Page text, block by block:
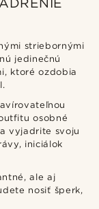
striebornými
jedinečnú
ktoré ozdobia
osobné
vyjadrite svoju
iniciálok
ale aj
nosiť šperk,